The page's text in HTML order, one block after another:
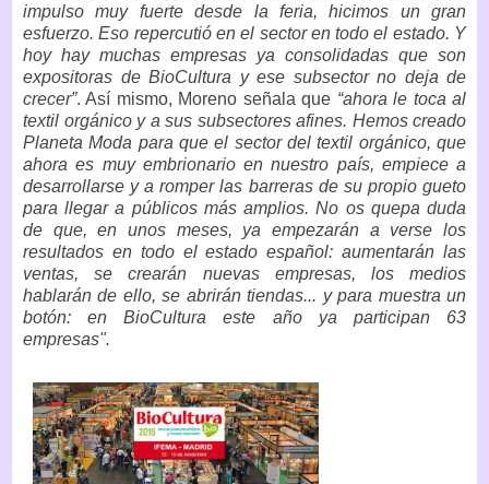
impulso muy fuerte desde la feria, hicimos un gran
esfuerzo. Eso repercutió en el sector en todo el estado. Y
hoy hay muchas empresas ya consolidadas que son
expositoras de BioCultura y ese subsector no deja de
crecer”. Así mismo, Moreno señala que “ahora le toca al
textil orgánico y a sus subsectores afines. Hemos creado
Planeta Moda para que el sector del textil orgánico, que
ahora es muy embrionario en nuestro país, empiece a
desarrollarse y a romper las barreras de su propio gueto
para llegar a públicos más amplios. No os quepa duda
de que, en unos meses, ya empezarán a verse los
resultados en todo el estado español: aumentarán las
ventas, se crearán nuevas empresas, los medios
hablarán de ello, se abrirán tiendas... y para muestra un
botón: en BioCultura este año ya participan 63
empresas".